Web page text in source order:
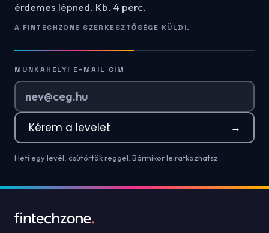
érdemes lépned. Kb. 4 perc.
A FINTECHZONE SZERKESZTŐSÉGE KÜLDI.
MUNKAHELYI E-MAIL CÍM
Kérem a levelet →
Heti egy levél, csütörtök reggel. Bármikor leiratkozhatsz.